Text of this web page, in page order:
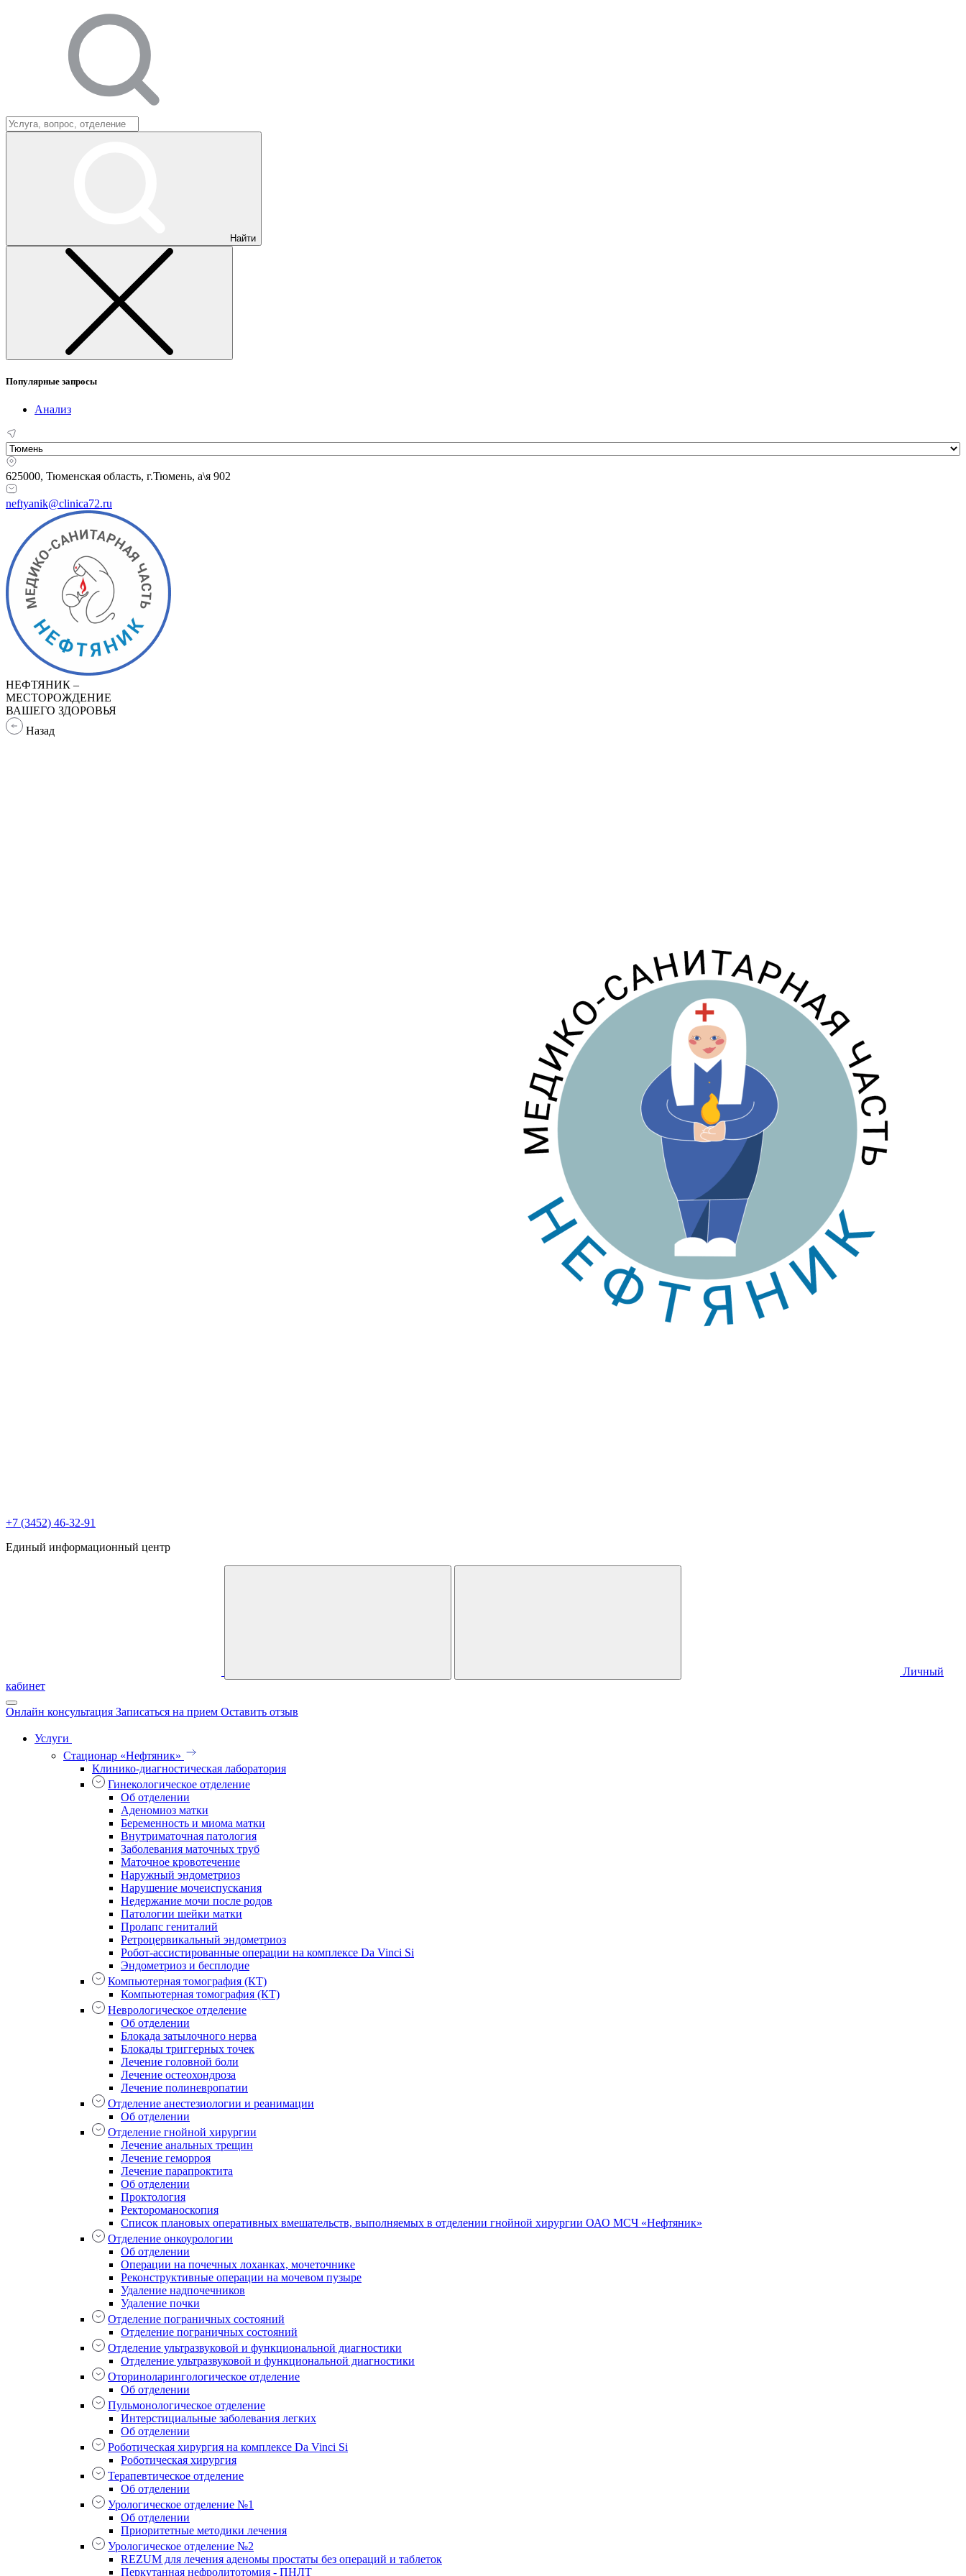
Найти
Популярные запросы
Анализ
625000, Тюменская область, г.Тюмень, а\я 902
neftyanik@clinica72.ru
НЕФТЯНИК –
МЕСТОРОЖДЕНИЕ
ВАШЕГО ЗДОРОВЬЯ
Назад
+7 (3452) 46-32-91
Единый информационный центр
Личный
кабинет
Онлайн консультация Записаться на прием Оставить отзыв
Услуги
Стационар «Нефтяник»
Клинико-диагностическая лаборатория
Гинекологическое отделение
Об отделении
Аденомиоз матки
Беременность и миома матки
Внутриматочная патология
Заболевания маточных труб
Маточное кровотечение
Наружный эндометриоз
Нарушение мочеиспускания
Недержание мочи после родов
Патологии шейки матки
Пролапс гениталий
Ретроцервикальный эндометриоз
Робот-ассистированные операции на комплексе Da Vinci Si
Эндометриоз и бесплодие
Компьютерная томография (КТ)
Компьютерная томография (КТ)
Неврологическое отделение
Об отделении
Блокада затылочного нерва
Блокады триггерных точек
Лечение головной боли
Лечение остеохондроза
Лечение полиневропатии
Отделение анестезиологии и реанимации
Об отделении
Отделение гнойной хирургии
Лечение анальных трещин
Лечение геморроя
Лечение парапроктита
Об отделении
Проктология
Ректороманоскопия
Список плановых оперативных вмешательств, выполняемых в отделении гнойной хирургии ОАО МСЧ «Нефтяник»
Отделение онкоурологии
Об отделении
Операции на почечных лоханках, мочеточнике
Реконструктивные операции на мочевом пузыре
Удаление надпочечников
Удаление почки
Отделение пограничных состояний
Отделение пограничных состояний
Отделение ультразвуковой и функциональной диагностики
Отделение ультразвуковой и функциональной диагностики
Оториноларингологическое отделение
Об отделении
Пульмонологическое отделение
Интерстициальные заболевания легких
Об отделении
Роботическая хирургия на комплексе Da Vinci Si
Роботическая хирургия
Терапевтическое отделение
Об отделении
Урологическое отделение №1
Об отделении
Приоритетные методики лечения
Урологическое отделение №2
REZUM для лечения аденомы простаты без операций и таблеток
Перкутанная нефролитотомия - ПНЛТ